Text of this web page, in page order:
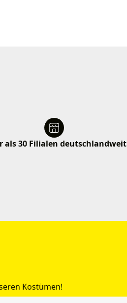
als 30 Filialen deutschlandweit
Kostümen!